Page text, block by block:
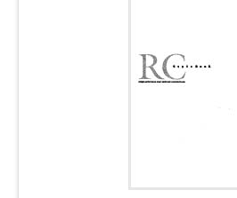
サイトポリ